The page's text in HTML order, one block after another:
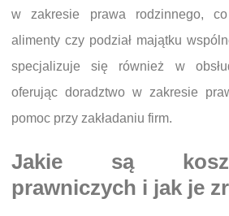
w zakresie prawa rodzinnego,
alimenty czy podział majątku
specjalizuje się również w
oferując doradztwo w zakresie
pomoc przy zakładaniu firm.
Jakie są
prawniczych i jak je